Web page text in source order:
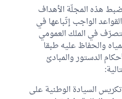
هذه المجلّة الأهداف
الواجب إتّباعها في
في الملك العمومي
والحفاظ عليه طبقا
الدستور والمبادئ
السيادة الوطنية على